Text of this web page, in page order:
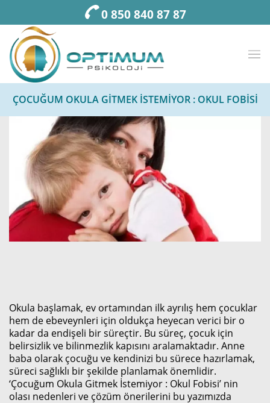
0 850 840 87 87
ÇOCUĞUM OKULA GITMEK İSTEMIYOR : OKUL FOBISI
Okula başlamak, ev ortamından ilk ayrılış hem çocuklar
hem de ebeveynleri için oldukça heyecan verici bir o
kadar da endişeli bir süreçtir. Bu süreç, çocuk için
belirsizlik ve bilinmezlik kapısını aralamaktadır. Anne
baba olarak çocuğu ve kendinizi bu sürece hazırlamak,
süreci sağlıklı bir şekilde planlamak önemlidir.
‘Çocuğum Okula Gitmek İstemiyor : Okul Fobisi’ nin
olası nedenleri ve çözüm önerilerini bu yazımızda